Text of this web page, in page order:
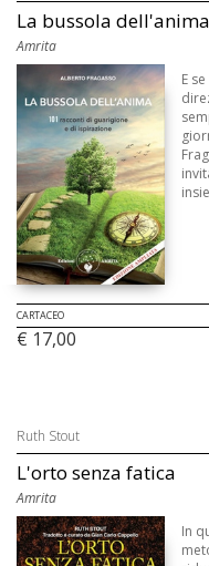
La bussola
Amrita
E
CARTACEO
€ 17,00
Ruth Stout
L'orto senza fatica
Amrita
In